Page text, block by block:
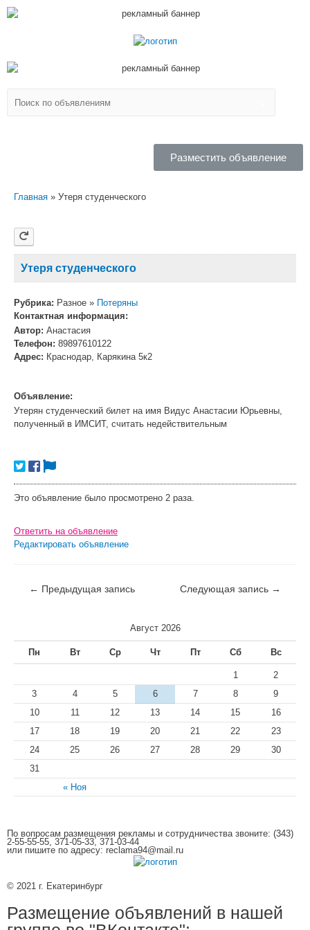
Разместить объявление
Главная Утеря студенческого
Утеря студенческого
Рубрика: Разное » Потеряны
Контактная информация:
Автор: Анастасия
Телефон: 89897610122
Адрес: Краснодар, Карякина 5к2
Объявление:
Утерян студенческий билет на имя Видус Анастасии Юрьевны,
полученный в ИМСИТ, считать недействительным
Это объявление было просмотрено 2 раза.
Ответить на объявление
Редактировать объявление
← Предыдущая запись Следующая запись →
Август 2026
Пн Вт Ср Чт Пт Сб Вс
« Ноя
1
2
3
4 5 6 7 8
9
10
11 12 13 14 15
16
17
18 19 20 21 22
23
24
25 26 27 28 29
30
31
По вопросам размещения рекламы и сотрудничества звоните: (343)
2-55-55-55, 371-05-33, 371-03-44
или пишите по адресу: reclama94@mail.ru
© 2021 г. Екатеринбург
Размещение объявлений в нашей